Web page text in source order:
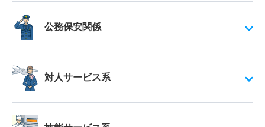
公務保安関係
対人サービス系